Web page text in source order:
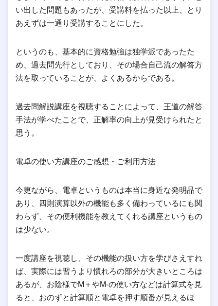
い出した問題もあったが、受講料を払った以上、とり
あえずは一通り受講することにした。
というのも、基本的に資格勉強は独学派であったた
め、過去問先行としており、その場合自己流の解答方
法を取っていることが、よくあるからである。
過去問解説講座を視聴することによって、王道の解答
手法が学べたことで、正解率の向上が見受けられたと
思う。
電卓の使い方講座のご感想・ご利用方法
今更ながら、電卓というものは本当に身近な発明品で
あり、四則演算以外の機能も多く備わっているにも関
わらず、その便利機能を教えてくれる講座というもの
は少ない。
一度講座を視聴し、その機能の扱い方を学びさえすれ
ば、実際には習うより慣れろの部分が大きいところは
あるが、お陰様でM＋やM-の使い方などは計算式を見
ると、おのずと計算順と電卓を押す順番が見えるほ